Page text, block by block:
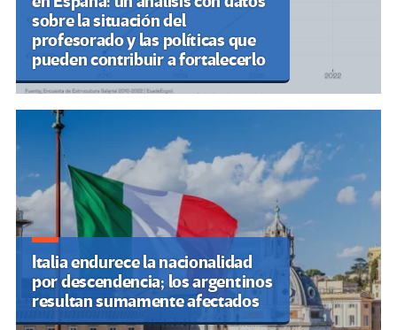
sobre la situación del
profesorado y las políticas que
pueden contribuir a fortalecerlo
Italia endurece la nacionalidad
por descendencia; los argentinos
resultan sumamente afectados